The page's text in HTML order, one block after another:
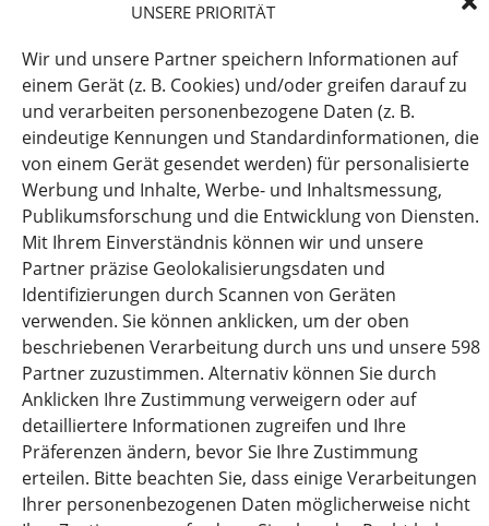
UNSERE PRIORITÄT
Wir und unsere Partner speichern Informationen auf
einem Gerät (z. B. Cookies) und/oder greifen darauf zu
und verarbeiten personenbezogene Daten (z. B.
eindeutige Kennungen und Standardinformationen, die
von einem Gerät gesendet werden) für personalisierte
Werbung und Inhalte, Werbe- und Inhaltsmessung,
Publikumsforschung und die Entwicklung von Diensten.
Mit Ihrem Einverständnis können wir und unsere
Partner präzise Geolokalisierungsdaten und
Identifizierungen durch Scannen von Geräten
verwenden. Sie können anklicken, um der oben
beschriebenen Verarbeitung durch uns und unsere 598
Partner zuzustimmen. Alternativ können Sie durch
Anklicken Ihre Zustimmung verweigern oder auf
detailliertere Informationen zugreifen und Ihre
Präferenzen ändern, bevor Sie Ihre Zustimmung
erteilen. Bitte beachten Sie, dass einige Verarbeitungen
Ihrer personenbezogenen Daten möglicherweise nicht
+33 1 85 64 18 17
FORWARDIS GMBH FRANKFURT AM MAIN
KAISERSTRASSE 53, 60329 FRANKFURT AM MAIN, GERMANY
VAT : DE 813253597
+49 03 054979330 INFO@FORWARDIS.COM
FORWARDIS ROMANIA
STR. NICOLAE CARAMFIL NR.73 BUCHAREST, ROMANIA
‎ VAT : DE 813253597
+40 744 658 927 INFO@FORWARDIS.COM
Presseemitteilung
News Overview